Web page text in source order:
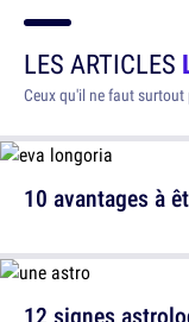
LES ARTICLES
Ceux qu'il ne faut surtout
10 avantages à